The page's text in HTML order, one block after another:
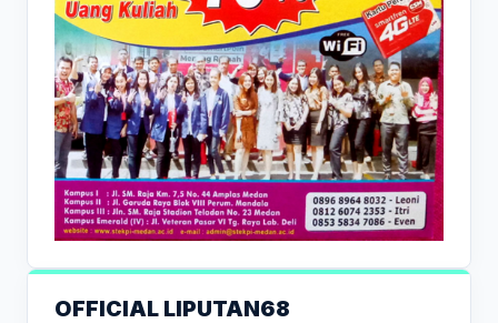
OFFICIAL LIPUTAN68